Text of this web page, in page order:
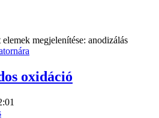
megjelenítése: anodizálás
oxidáció